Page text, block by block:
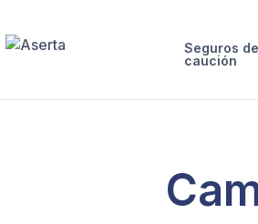
Seguros de
caución